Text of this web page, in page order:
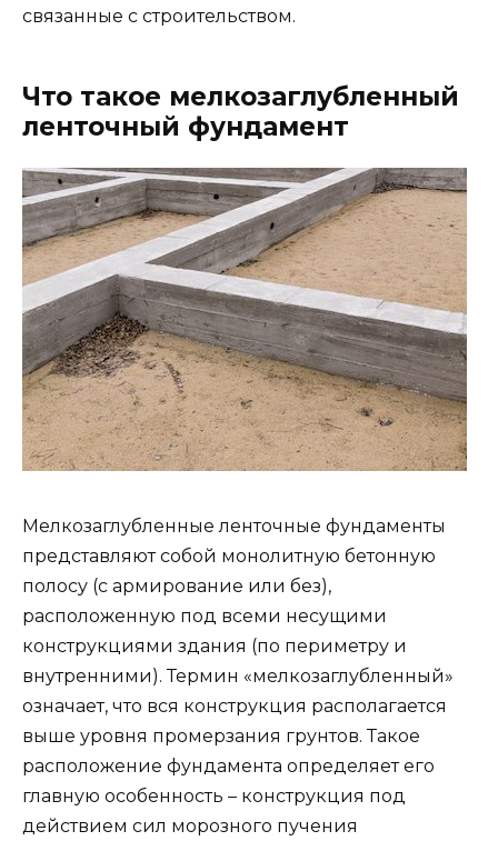
связанные с строительством.
Что такое мелкозаглубленный
ленточный фундамент
Мелкозаглубленные ленточные фундаменты
представляют собой монолитную бетонную
полосу (с армирование или без),
расположенную под всеми несущими
конструкциями здания (по периметру и
внутренними). Термин «мелкозаглубленный»
означает, что вся конструкция располагается
выше уровня промерзания грунтов. Такое
расположение фундамента определяет его
главную особенность – конструкция под
действием сил морозного пучения